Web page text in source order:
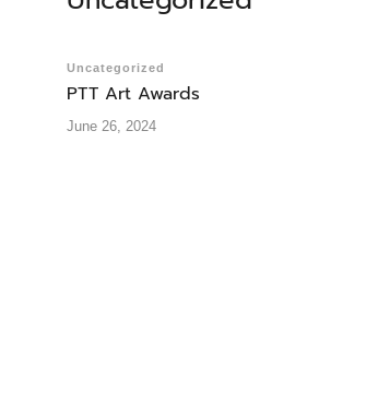
Uncategorized
PTT Art Awards
June 26, 2024